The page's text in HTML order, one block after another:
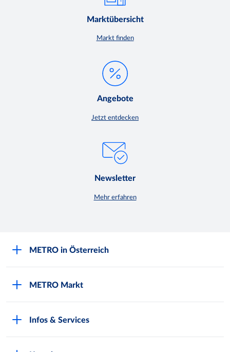
Marktübersicht
Markt finden
Angebote
Jetzt entdecken
Newsletter
Mehr erfahren
METRO in Österreich
Karriere bei METRO
METRO Markt
Infos & Services